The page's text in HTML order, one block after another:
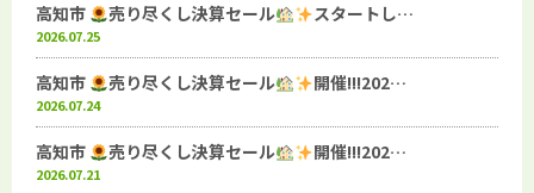
高知市 売り尽くし決算セール スタートし…
2026.07.25
高知市 売り尽くし決算セール 開催!!!202…
2026.07.24
高知市 売り尽くし決算セール 開催!!!202…
2026.07.21